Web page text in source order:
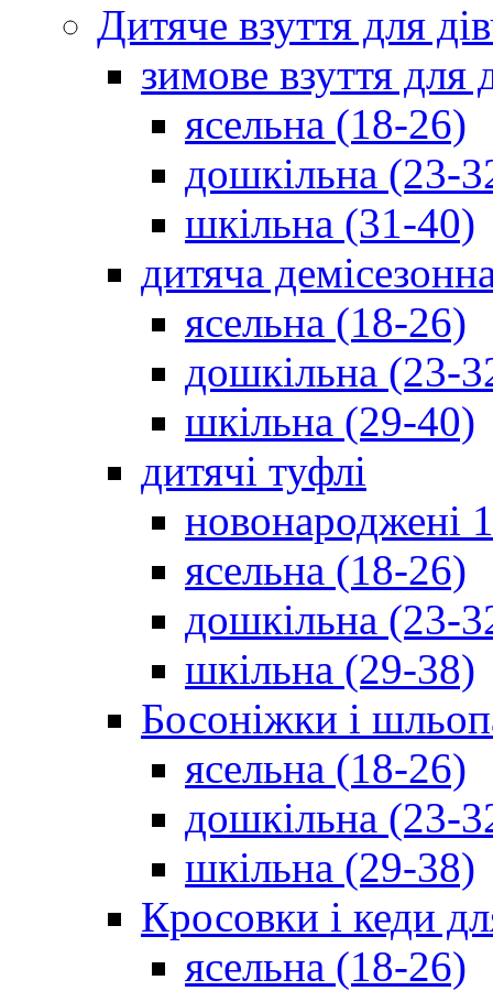
Дитяче взуття для
зимове взуття для
ясельна (18-26)
дошкільна (23-
шкільна (31-40)
дитяча
ясельна (18-26)
дошкільна (23-
шкільна (29-40)
дитячі туфлі
новонароджені
ясельна (18-26)
дошкільна (23-
шкільна (29-38)
Босоніжки і
ясельна (18-26)
дошкільна (23-
шкільна (29-38)
Кросовки і кеди
ясельна (18-26)